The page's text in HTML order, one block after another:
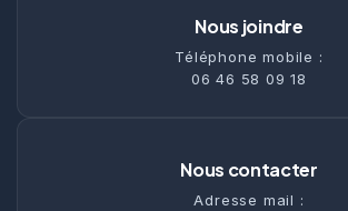
Nous joindre
Téléphone mobile :
06 46 58 09 18
Nous contacter
Adresse mail :